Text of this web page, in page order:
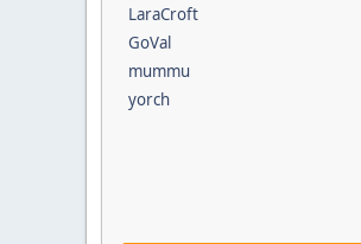
LaraCroft
GoVal
mummu
yorch